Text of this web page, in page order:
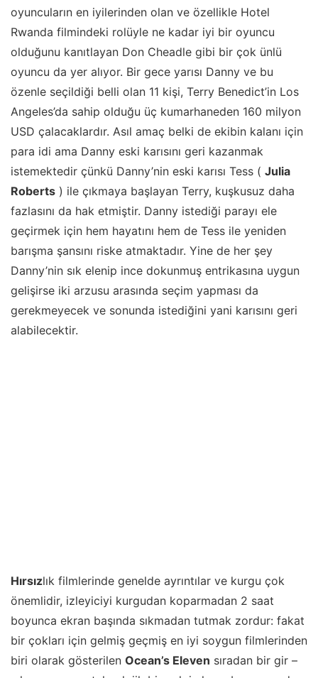
oyuncuların en iyilerinden olan ve özellikle Hotel
Rwanda filmindeki rolüyle ne kadar iyi bir oyuncu
olduğunu kanıtlayan Don Cheadle gibi bir çok ünlü
oyuncu da yer alıyor. Bir gece yarısı Danny ve bu
özenle seçildiği belli olan 11 kişi, Terry Benedict’in Los
Angeles’da sahip olduğu üç kumarhaneden 160 milyon
USD çalacaklardır. Asıl amaç belki de ekibin kalanı için
para idi ama Danny eski karısını geri kazanmak
istemektedir çünkü Danny’nin eski karısı Tess ( Julia
Roberts ) ile çıkmaya başlayan Terry, kuşkusuz daha
fazlasını da hak etmiştir. Danny istediği parayı ele
geçirmek için hem hayatını hem de Tess ile yeniden
barışma şansını riske atmaktadır. Yine de her şey
Danny’nin sık elenip ince dokunmuş entrikasına uygun
gelişirse iki arzusu arasında seçim yapması da
gerekmeyecek ve sonunda istediğini yani karısını geri
alabilecektir.
Hırsızlık filmlerinde genelde ayrıntılar ve kurgu çok
önemlidir, izleyiciyi kurgudan koparmadan 2 saat
boyunca ekran başında sıkmadan tutmak zordur: fakat
bir çokları için gelmiş geçmiş en iyi soygun filmlerinden
biri olarak gösterilen Ocean’s Eleven sıradan bir gir –